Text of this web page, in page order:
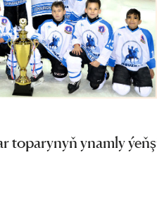
toparynyň ynamly